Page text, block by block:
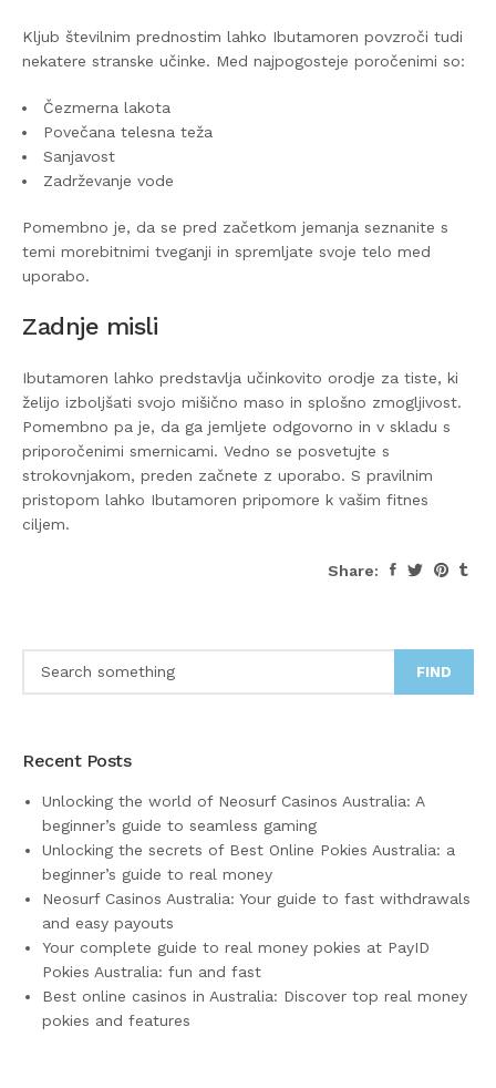
Kljub številnim prednostim lahko Ibutamoren povzroči tudi
nekatere stranske učinke. Med najpogosteje poročenimi so:
Čezmerna lakota
Povečana telesna teža
Sanjavost
Zadrževanje vode
Pomembno je, da se pred začetkom jemanja seznanite s
temi morebitnimi tveganji in spremljate svoje telo med
uporabo.
Zadnje misli
Ibutamoren lahko predstavlja učinkovito orodje za tiste, ki
želijo izboljšati svojo mišično maso in splošno zmogljivost.
Pomembno pa je, da ga jemljete odgovorno in v skladu s
priporočenimi smernicami. Vedno se posvetujte s
strokovnjakom, preden začnete z uporabo. S pravilnim
pristopom lahko Ibutamoren pripomore k vašim fitnes
ciljem.
Share:
FIND
Recent Posts
Unlocking the world of Neosurf Casinos Australia: A
beginner’s guide to seamless gaming
Unlocking the secrets of Best Online Pokies Australia: a
beginner’s guide to real money
Neosurf Casinos Australia: Your guide to fast withdrawals
and easy payouts
Your complete guide to real money pokies at PayID
Pokies Australia: fun and fast
Best online casinos in Australia: Discover top real money
pokies and features